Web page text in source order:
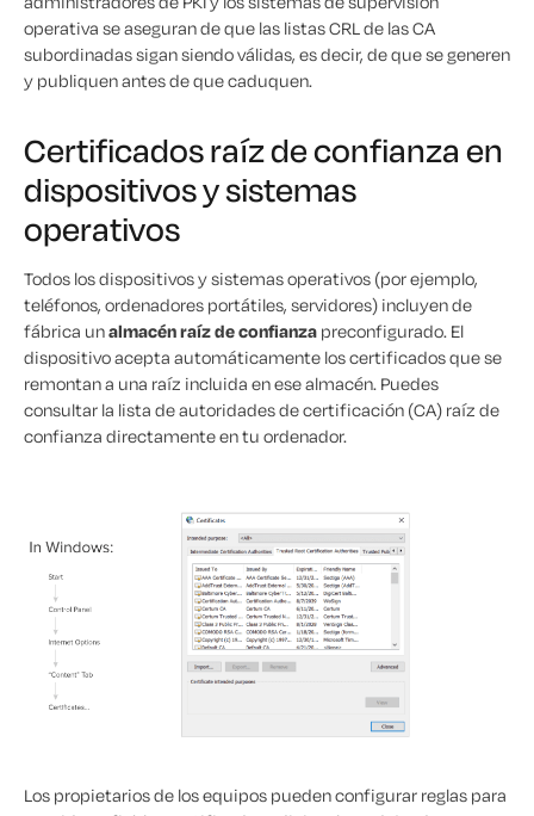
operativa se aseguran de que las listas CRL de las CA
subordinadas sigan siendo válidas, es decir, de que se generen
y publiquen antes de que caduquen.
Certificados raíz de confianza en
dispositivos y sistemas
operativos
Todos los dispositivos y sistemas operativos (por ejemplo,
teléfonos, ordenadores portátiles, servidores) incluyen de
fábrica unalmacén raíz de confianza preconfigurado. El
dispositivo acepta automáticamente los certificados que se
remontan a una raíz incluida en ese almacén. Puedes
consultar la lista de autoridades de certificación (CA) raíz de
confianza directamente en tu ordenador.
Los propietarios de los equipos pueden configurar reglas para